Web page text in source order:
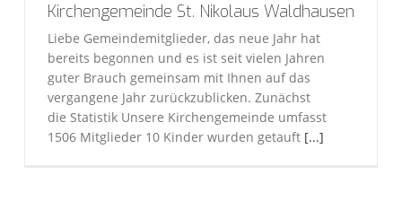
Kirchengemeinde St. Nikolaus Waldhausen
Liebe Gemeindemitglieder, das neue Jahr hat
bereits begonnen und es ist seit vielen Jahren
guter Brauch gemeinsam mit Ihnen auf das
vergangene Jahr zurückzublicken. Zunächst
die Statistik Unsere Kirchengemeinde umfasst
1506 Mitglieder 10 Kinder wurden getauft [...]